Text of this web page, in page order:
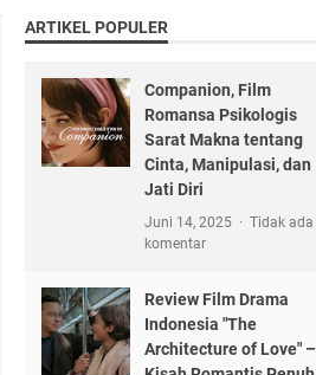
ARTIKEL POPULER
Companion, Film
Romansa Psikologis
Sarat Makna tentang
Cinta, Manipulasi, dan
Jati Diri
Juni 14, 2025
Tidak ada
komentar
Review Film Drama
Indonesia "The
Architecture of Love" –